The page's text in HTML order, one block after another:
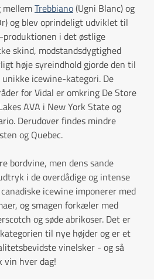
mellemTrebbiano(Ugni Blanc) og
og blev oprindeligt udviklet til
i det østlige
skind, modstandsdygtighed
høje syreindhold gjorde den til
icewine-kategori. De
for Vidal er omkring De Store
AVA i New York State og
Derudover findes mindre
og Quebec.
bordvine, men dens sande
i de overdådige og intense
icewine imponerer med
og smagen forkæler med
og søde abrikoser. Det er
til nye højder og er et
vinelsker - og så
vin hver dag!